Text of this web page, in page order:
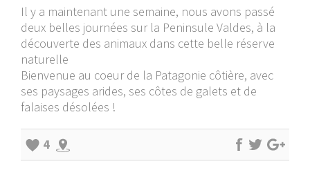
Il y a maintenant une semaine, nous avons passé
deux belles journées sur la Peninsule Valdes, à la
découverte des animaux dans cette belle réserve
naturelle
Bienvenue au coeur de la Patagonie côtière, avec
ses paysages arides, ses côtes de galets et de
falaises désolées !
4